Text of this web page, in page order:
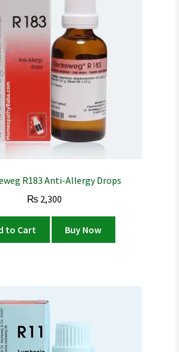
R183 Anti-Allergy Drops
₨ 2,300
to Cart Buy Now